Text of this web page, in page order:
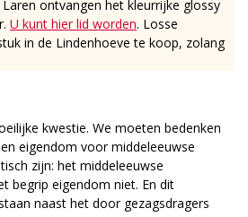
ontvangen het kleurrijke glossy
U kunt hier lid worden. Losse
in de Lindenhoeve te koop, zolang
kwestie. We moeten bedenken
eigendom voor middeleeuwse
zijn: het middeleeuwse
begrip eigendom niet. En dit
naast het door gezagsdragers